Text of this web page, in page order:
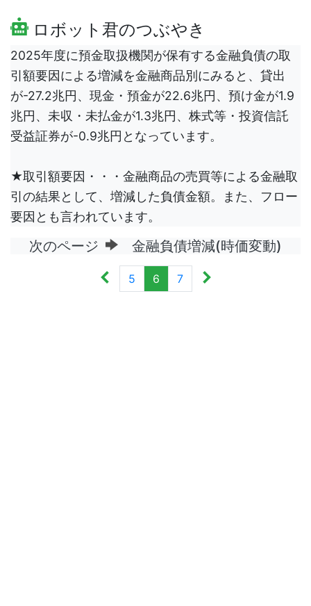
ロボット君のつぶやき
2025年度に預金取扱機関が保有する金融負債の取
引額要因による増減を金融商品別にみると、貸出
が-27.2兆円、現金・預金が22.6兆円、預け金が1.9
兆円、未収・未払金が1.3兆円、株式等・投資信託
受益証券が-0.9兆円となっています。
★取引額要因・・・金融商品の売買等による金融取
引の結果として、増減した負債金額。また、フロー
要因とも言われています。
次のページ 金融負債増減(時価変動)
5 6 7